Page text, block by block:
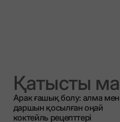
Қатысты
Арак ғашық болу: алма мен
даршын қосылған оңай
коктейль рецепттері